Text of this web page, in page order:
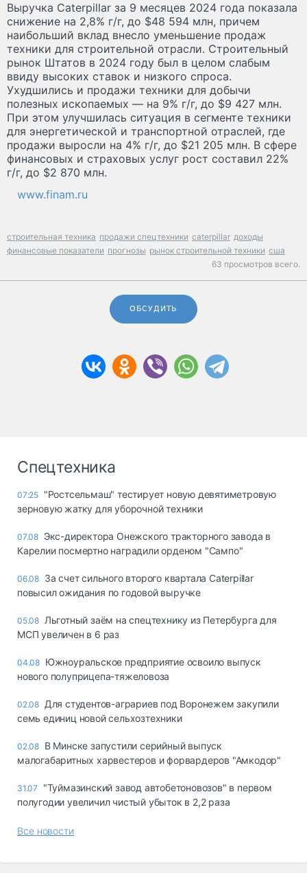
Выручка Caterpillar за 9 месяцев 2024 года показала
снижение на 2,8% г/г, до $48 594 млн, причем
наибольший вклад внесло уменьшение продаж
техники для строительной отрасли. Строительный
рынок Штатов в 2024 году был в целом слабым
ввиду высоких ставок и низкого спроса.
Ухудшились и продажи техники для добычи
полезных ископаемых — на 9% г/г, до $9 427 млн.
При этом улучшилась ситуация в сегменте техники
для энергетической и транспортной отраслей, где
продажи выросли на 4% г/г, до $21 205 млн. В сфере
финансовых и страховых услуг рост составил 22%
г/г, до $2 870 млн.
www.finam.ru
строительная техника продажи спецтехники caterpillar доходы
финансовые показатели прогнозы рынок строительной техники сша
63 просмотров всего.
ОБСУДИТЬ
Спецтехника
07:25 "Ростсельмаш" тестирует новую девятиметровую
зерновую жатку для уборочной техники
07.08 Экс-директора Онежского тракторного завода в
Карелии посмертно наградили орденом "Сампо"
06.08 За счет сильного второго квартала Caterpillar
повысил ожидания по годовой выручке
05.08 Льготный заём на спецтехнику из Петербурга для
МСП увеличен в 6 раз
04.08 Южноуральское предприятие освоило выпуск
нового полуприцепа-тяжеловоза
02.08 Для студентов-аграриев под Воронежем закупили
семь единиц новой сельхозтехники
02.08 В Минске запустили серийный выпуск
малогабаритных харвестеров и форвардеров "Амкодор"
31.07
"Туймазинский завод автобетоновозов" в первом
полугодии увеличил чистый убыток в 2,2 раза
Все новости